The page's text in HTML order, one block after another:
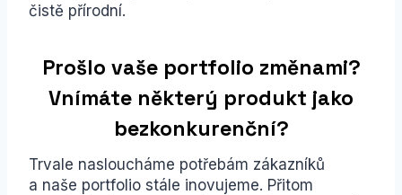
čistě přírodní.
Prošlo vaše portfolio změnami?
Vnímáte některý produkt jako
bezkonkurenční?
Trvale nasloucháme potřebám zákazníků
a naše portfolio stále inovujeme. Přitom